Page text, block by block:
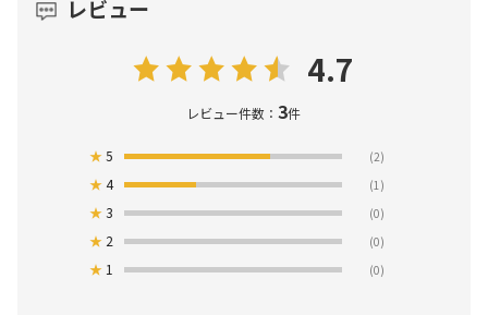
レビュー
4.7
レビュー件数：3件
★5 (2)
★4 (1)
★3 (0)
★ 2 (0)
★ 1 (0)